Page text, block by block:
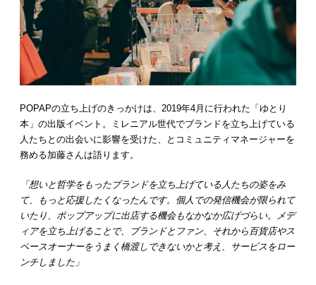
POPAPの立ち上げのきっかけは、2019年4月に行われた「ゆとり
本」の出版イベント。ミレニアル世代でブランドを立ち上げている
人たちとの出会いに影響を受けた、とコミュニティマネージャーを
務める加藤さんは語ります。
「想いと哲学をもったブランドを立ち上げている人たちの姿をみ
て、もっと応援したくなったんです。個人での発信機会が限られて
いたり、ポップアップに出店する機会もなかなか広げづらい。メデ
ィアを立ち上げることで、ブランドとファン、それから百貨店やス
ペースオーナーをうまく橋渡しできないかと考え、サービスをロー
ンチしました」